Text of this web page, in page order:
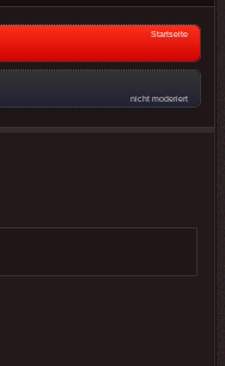
Startseite
nicht moderiert